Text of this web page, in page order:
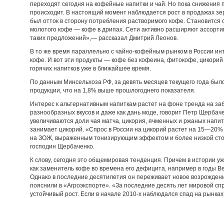
переходят сегодня на кофейные напитки и чай. Но пока снижения
происходит. В настоящий момент наблюдается рост в продажах
был отток в сторону потребления растворимого кофе.
молотого кофе — кофе в дрипах. Сети активно расширяют
таких предложений»,— рассказал Дмитрий Леонов.
В то же время параллельно с чайно-кофейным рынком в России
кофе. И вот эти продукты — кофе без кофеина, фитокофе,
горячих напитков уже в ближайшее время.
По данным Минсельхоза РФ, за девять месяцев текущего года
продукции, что на 1,8% выше прошлогоднего показателя.
Интерес к альтернативным напиткам растет на фоне тренда на
разнообразных вкусов и даже как дань моде, говорит Петр
увеличиваются доли чая матча, цикория, ячменных и ржаных
занимает цикорий. «Спрос в России на цикорий растет на 15—20%
на ЗОЖ, выраженным тонизирующим эффектом и более низкой
господин Щербаченко.
К слову, сегодня это общемировая тенденция. Причем в истории
как заменитель кофе во времена его дефицита, например в годы
Однако в последние десятилетия он переживает новое
пояснили в «Агроэкспорте». «За последние десять лет мировой
устойчивый рост. Если в начале 2010-х наблюдался спад на